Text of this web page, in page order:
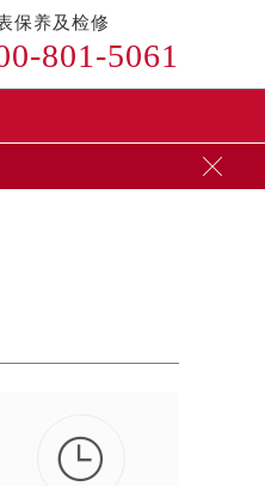
保养及检修
801-5061

